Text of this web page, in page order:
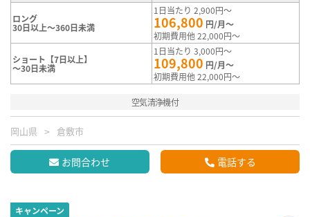
ロング
30日以上～360日未満
1日当たり 2,900円～
106,800 円/月～
初期費用他 22,000円～
ショート【7日以上】
～30日未満
1日当たり 3,000円～
109,800 円/月～
初期費用他 22,000円～
空気清浄機付
岡山県 倉敷市
お問合わせ 電話する
キャンペーン